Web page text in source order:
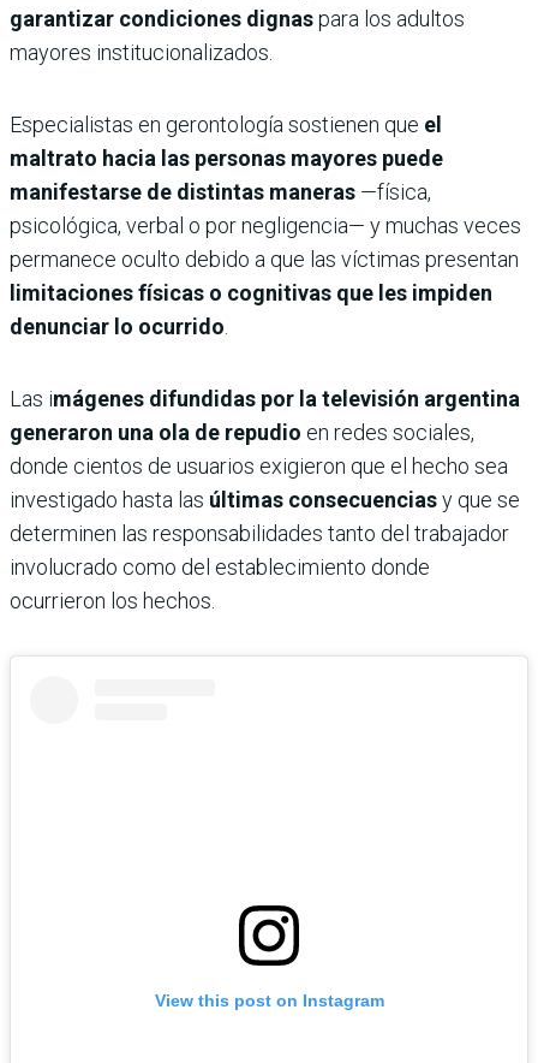
garantizar condiciones dignaspara los adultos
mayores institucionalizados.
Especialistas en gerontología sostienen que el
maltrato hacia las personas mayores puede
manifestarse de distintas maneras —física,
psicológica, verbal o por negligencia— y muchas veces
permanece oculto debido a que las víctimas presentan
limitaciones físicas o cognitivas que les impiden
denunciar lo ocurrido.
Las imágenes difundidas por la televisión argentina
generaron una ola de repudio en redes sociales,
donde cientos de usuarios exigieron que el hecho sea
investigado hasta las últimas consecuenciasy que se
determinen las responsabilidades tanto del trabajador
involucrado como del establecimiento donde
ocurrieron los hechos.
View this post on Instagram